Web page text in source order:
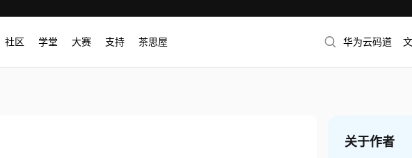
社区 学堂 大赛 支持 茶思屋 华为云码道
关于作者